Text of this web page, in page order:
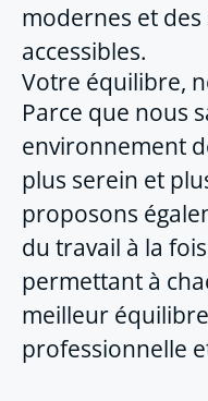
modernes et
accessibles.
Votre équilibre,
Parce que nous
environnement
plus serein et
proposons
du travail à la
permettant à
meilleur
professionnelle